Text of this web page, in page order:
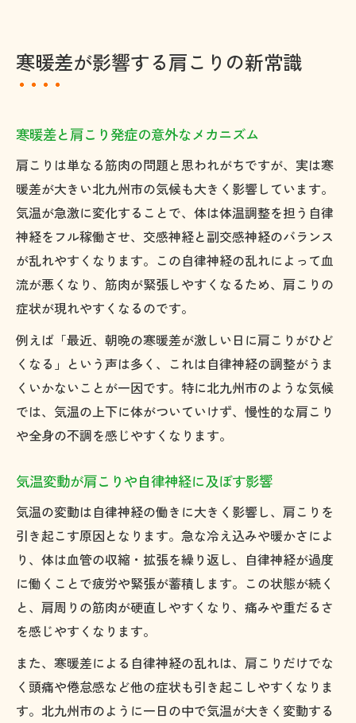
寒暖差が影響する肩こりの新常識
寒暖差と肩こり発症の意外なメカニズム
肩こりは単なる筋肉の問題と思われがちですが、実は寒
暖差が大きい北九州市の気候も大きく影響しています。
気温が急激に変化することで、体は体温調整を担う自律
神経をフル稼働させ、交感神経と副交感神経のバランス
が乱れやすくなります。この自律神経の乱れによって血
流が悪くなり、筋肉が緊張しやすくなるため、肩こりの
症状が現れやすくなるのです。
例えば「最近、朝晩の寒暖差が激しい日に肩こりがひど
くなる」という声は多く、これは自律神経の調整がうま
くいかないことが一因です。特に北九州市のような気候
では、気温の上下に体がついていけず、慢性的な肩こり
や全身の不調を感じやすくなります。
気温変動が肩こりや自律神経に及ぼす影響
気温の変動は自律神経の働きに大きく影響し、肩こりを
引き起こす原因となります。急な冷え込みや暖かさによ
り、体は血管の収縮・拡張を繰り返し、自律神経が過度
に働くことで疲労や緊張が蓄積します。この状態が続く
と、肩周りの筋肉が硬直しやすくなり、痛みや重だるさ
を感じやすくなります。
また、寒暖差による自律神経の乱れは、肩こりだけでな
く頭痛や倦怠感など他の症状も引き起こしやすくなりま
す。北九州市のように一日の中で気温が大きく変動する